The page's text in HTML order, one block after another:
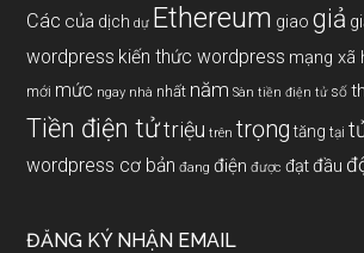
Các của dịch dự Ethereum giao giả
wordpress kiến thức wordpress mạng xã
mới mức ngay nhà nhất năm Sàn tiền điện tử số
Tiền điện tửtriệu trên trọng tăng tại
wordpress cơ bản đang điện được đạtđầu
ĐĂNG KÝ NHẬN EMAIL